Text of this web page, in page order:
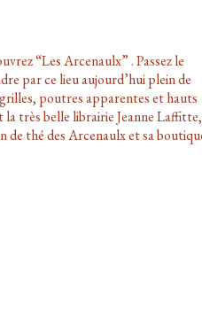
“Les Arcenaulx” . Passez le
par ce lieu aujourd’hui plein de
poutres apparentes et hauts
très belle librairie Jeanne Laffitte,
de thé des Arcenaulx et sa